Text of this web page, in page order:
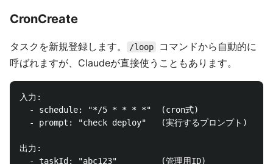
CronCreate
タスクを新規登録します。 /loop
コマンドから自動的に
呼ばれますが、Claudeが直接使うこともあります。
入力:
  - schedule: "*/5 * * * *"  (cron式)
  - prompt: "check deploy"   (実行するプロンプト)
出力: